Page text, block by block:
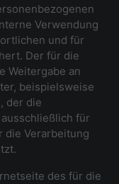
Verwendung
und für
Der für die
Weitergabe an
beispielsweise
der die
für
die Verarbeitung
des für die